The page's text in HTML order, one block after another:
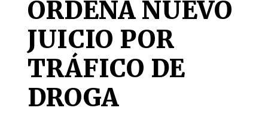
ORDENA NUEVO
JUICIO POR
TRÁFICO DE
DROGA